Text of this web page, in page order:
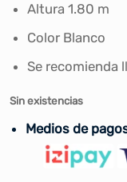
Altura 1.80 m
Color Blanco
Se recomienda
Sin existencias
Medios de